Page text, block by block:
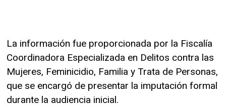
La información fue proporcionada por la Fiscalía
Coordinadora Especializada en Delitos contra las
Mujeres, Feminicidio, Familia y Trata de Personas,
que se encargó de presentar la imputación formal
durante la audiencia inicial.